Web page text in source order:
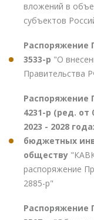
вложений в
субъектов
Распоряжение
3533-р "О
Правительства
Распоряжение
4231-р (ред. от
2023 - 2028
бюджетных
обществу
распоряжение
2885-р"
Распоряжение